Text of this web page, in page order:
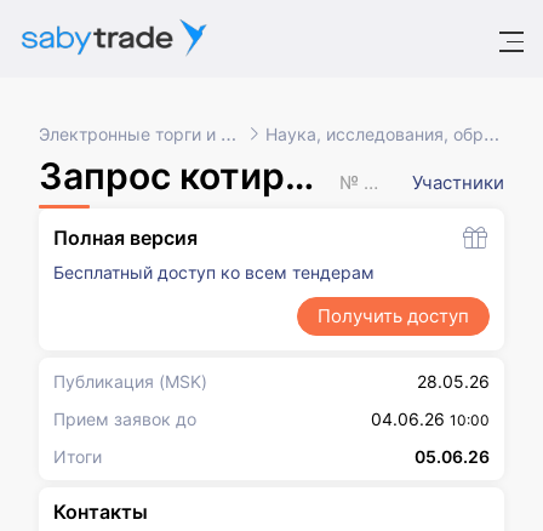
Электронные торги и закупки Наука, исследования, образование
Запрос котировок в электронной форме № XXXXXXX Участники
Полная версия
Бесплатный доступ ко всем тендерам
Получить доступ
Публикация (MSK)
28.05.26
Прием заявок до
04.06.26 10:00
Итоги 05.06.26
Контакты